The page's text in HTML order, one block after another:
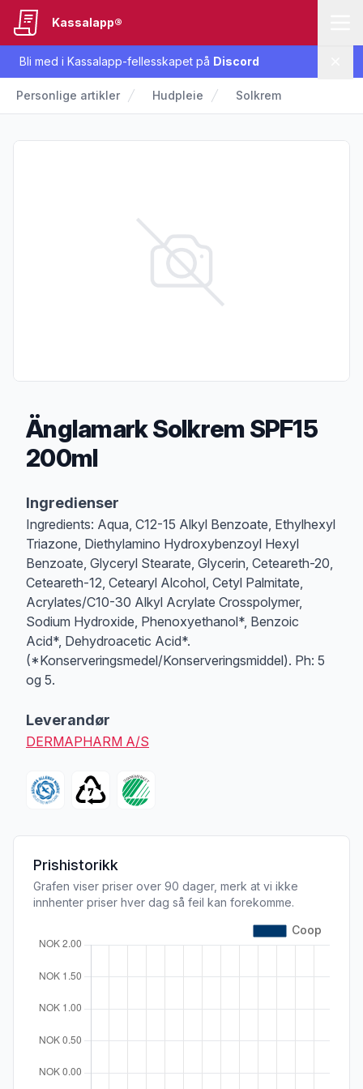
Bli med i Kassalapp-fellesskapet på Discord
Kassalapp®
Personlige artikler Hudpleie Solkrem
Änglamark Solkrem SPF15
200ml
Ingredienser
Ingredients: Aqua, C12-15 Alkyl Benzoate, Ethylhexyl
Triazone, Diethylamino Hydroxybenzoyl Hexyl
Benzoate, Glyceryl Stearate, Glycerin, Ceteareth-20,
Ceteareth-12, Cetearyl Alcohol, Cetyl Palmitate,
Acrylates/C10-30 Alkyl Acrylate Crosspolymer,
Sodium Hydroxide, Phenoxyethanol*, Benzoic
Acid*, Dehydroacetic Acid*.
(*Konserveringsmedel/Konserveringsmiddel). Ph: 5
og 5.
Leverandør
DERMAPHARM A/S
Prishistorikk
Grafen viser priser over 90 dager, merk at vi ikke
innhenter priser hver dag så feil kan forekomme.